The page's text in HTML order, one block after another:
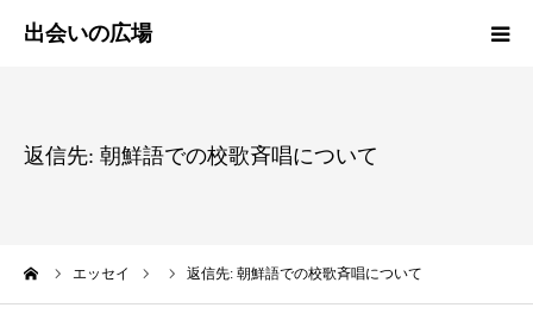
返信先: 朝鮮語での校歌斉唱について
エッセイ 返信先: 朝鮮語での校歌斉唱について
新着情報
活動報告